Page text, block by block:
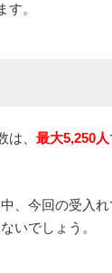
。
は、最大5,250人
、今回の受入
いでしょう。